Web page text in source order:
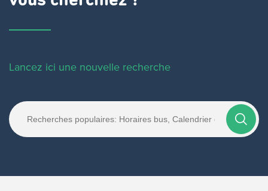
Lancez ici une nouvelle recherche